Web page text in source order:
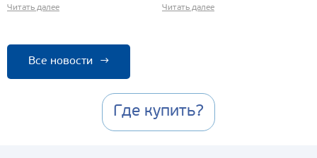
Читать далее Читать далее
Все новости →
Где купить?